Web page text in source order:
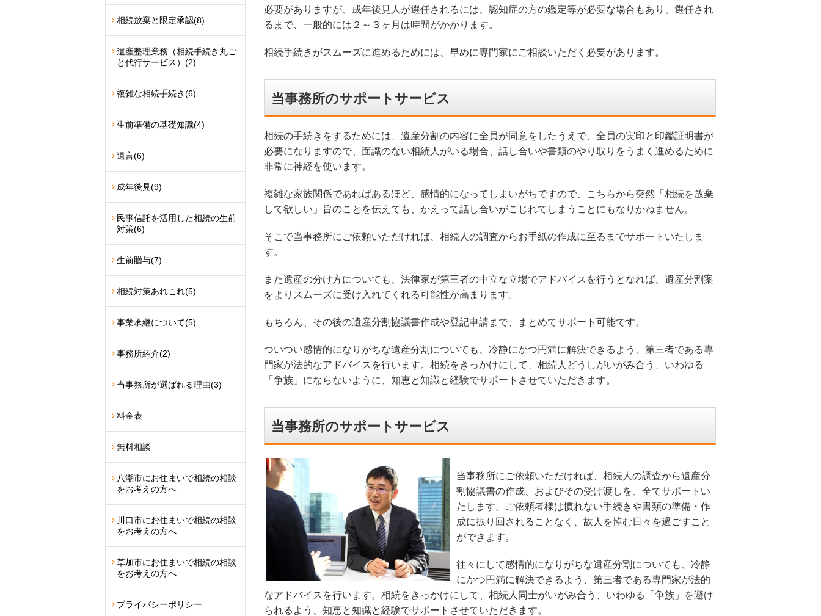
必要がありますが、成年後見人が選任されるには、認知症の方の鑑定等が必要な場合もあり、選任され
るまで、一般的には２～３ヶ月は時間がかかります。
相続手続きがスムーズに進めるためには、早めに専門家にご相談いただく必要があります。
当事務所のサポートサービス
相続の手続きをするためには、遺産分割の内容に全員が同意をしたうえで、全員の実印と印鑑証明書が
必要になりますので、面識のない相続人がいる場合、話し合いや書類のやり取りをうまく進めるために
非常に神経を使います。
複雑な家族関係であればあるほど、感情的になってしまいがちですので、こちらから突然「相続を放棄
して欲しい」旨のことを伝えても、かえって話し合いがこじれてしまうことにもなりかねません。
そこで当事務所にご依頼いただければ、相続人の調査からお手紙の作成に至るまでサポートいたしま
す。
また遺産の分け方についても、法律家が第三者の中立な立場でアドバイスを行うとなれば、遺産分割案
をよりスムーズに受け入れてくれる可能性が高まります。
もちろん、その後の遺産分割協議書作成や登記申請まで、まとめてサポート可能です。
ついつい感情的になりがちな遺産分割についても、冷静にかつ円満に解決できるよう、第三者である専
門家が法的なアドバイスを行います。相続をきっかけにして、相続人どうしがいがみ合う、いわゆる
「争族」にならないように、知恵と知識と経験でサポートさせていただきます。
当事務所のサポートサービス
当事務所にご依頼いただければ、相続人の調査から遺産分
割協議書の作成、およびその受け渡しを、全てサポートい
たします。ご依頼者様は慣れない手続きや書類の準備・作
成に振り回されることなく、故人を悼む日々を過ごすこと
ができます。
往々にして感情的になりがちな遺産分割についても、冷静
にかつ円満に解決できるよう、第三者である専門家が法的
なアドバイスを行います。相続をきっかけにして、相続人同士がいがみ合う、いわゆる「争族」を避け
られるよう、知恵と知識と経験でサポートさせていただきます。
相続放棄と限定承認(8)
遺産整理業務（相続手続き丸ご
と代行サービス） (2)
複雑な相続手続き(6)
生前準備の基礎知識(4)
遺言(6)
成年後見(9)
民事信託を活用した相続の生前
対策(6)
生前贈与(7)
相続対策あれこれ(5)
事業承継について(5)
事務所紹介(2)
当事務所が選ばれる理由(3)
料金表
無料相談
八潮市にお住まいで相続の相談
をお考えの方へ
川口市にお住まいで相続の相談
をお考えの方へ
草加市にお住まいで相続の相談
をお考えの方へ
プライバシーポリシー